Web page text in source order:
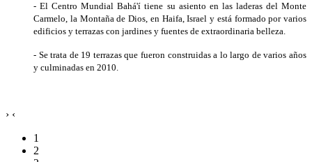
- El Centro Mundial Bahá'í tiene su asiento en las laderas del Monte
Carmelo, la Montaña de Dios, en Haifa, Israel y está formado por varios
edificios y terrazas con jardines y fuentes de extraordinaria belleza.
- Se trata de 19 terrazas que fueron construidas a lo largo de varios años
y culminadas en 2010.
› ‹
1
2